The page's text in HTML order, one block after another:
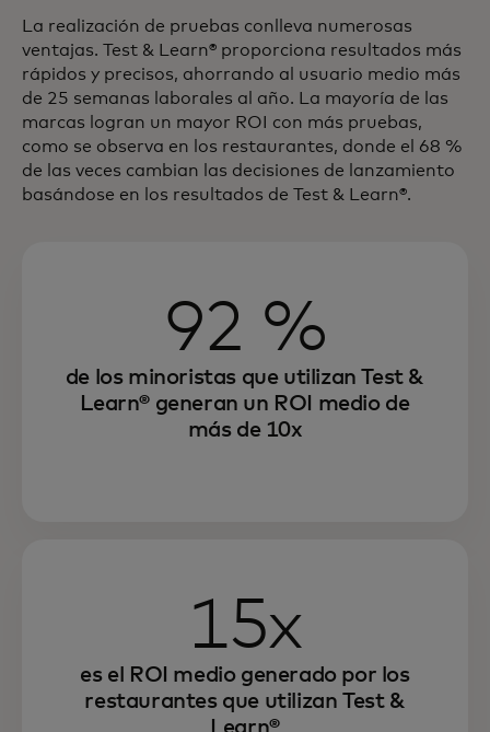
La realización de pruebas conlleva numerosas
ventajas. Test & Learn® proporciona resultados más
rápidos y precisos, ahorrando al usuario medio más
de 25 semanas laborales al año. La mayoría de las
marcas logran un mayor ROI con más pruebas,
como se observa en los restaurantes, donde el 68 %
de las veces cambian las decisiones de lanzamiento
basándose en los resultados de Test & Learn®.
92 %
de los minoristas que utilizan Test &
Learn® generan un ROI medio de
más de 10x
15x
es el ROI medio generado por los
restaurantes que utilizan Test &